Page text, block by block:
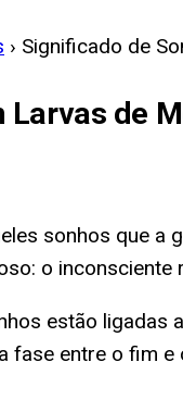
› Significado de
Larvas de
sonhos que a
o
estão
fase entre o fim